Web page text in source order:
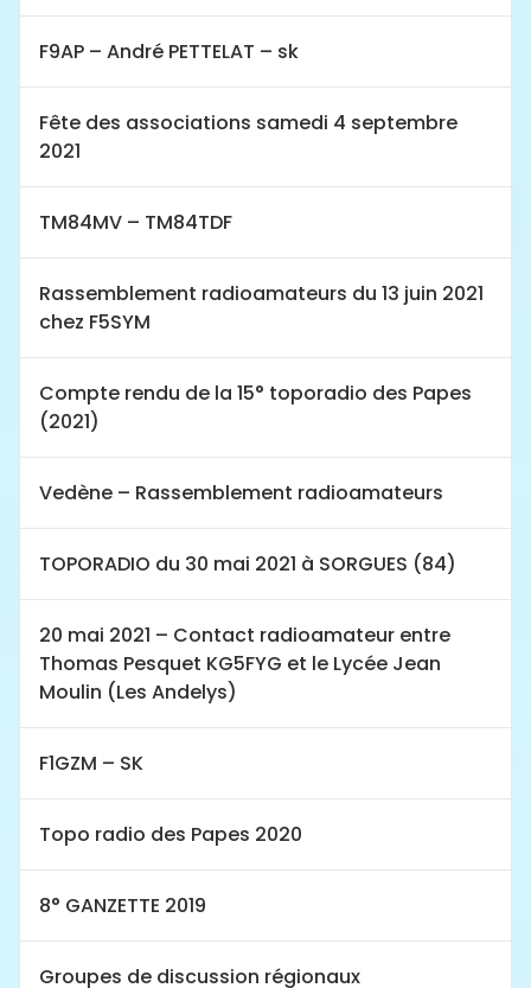
F9AP – André PETTELAT – sk
Fête des associations samedi 4 septembre
2021
TM84MV – TM84TDF
Rassemblement radioamateurs du 13 juin 2021
chez F5SYM
Compte rendu de la 15° toporadio des Papes
(2021)
Vedène – Rassemblement radioamateurs
TOPORADIO du 30 mai 2021 à SORGUES (84)
20 mai 2021 – Contact radioamateur entre
Thomas Pesquet KG5FYG et le Lycée Jean
Moulin (Les Andelys)
F1GZM – SK
Topo radio des Papes 2020
8° GANZETTE 2019
Groupes de discussion régionaux